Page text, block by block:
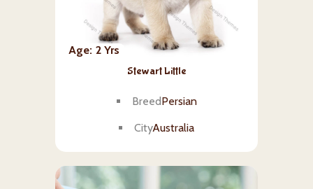
Age 2 Yrs
Stewart Little
BreedPersian
CityAustralia